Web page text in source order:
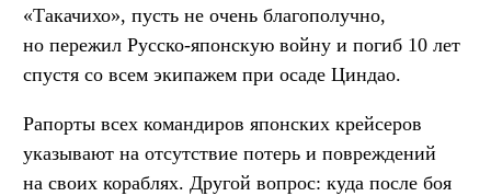
«Такачихо», пусть не очень благополучно,
но пережил Русско-японскую войну и погиб 10 лет
спустя со всем экипажем при осаде Циндао.
Рапорты всех командиров японских крейсеров
указывают на отсутствие потерь и повреждений
на своих кораблях. Другой вопрос: куда после боя